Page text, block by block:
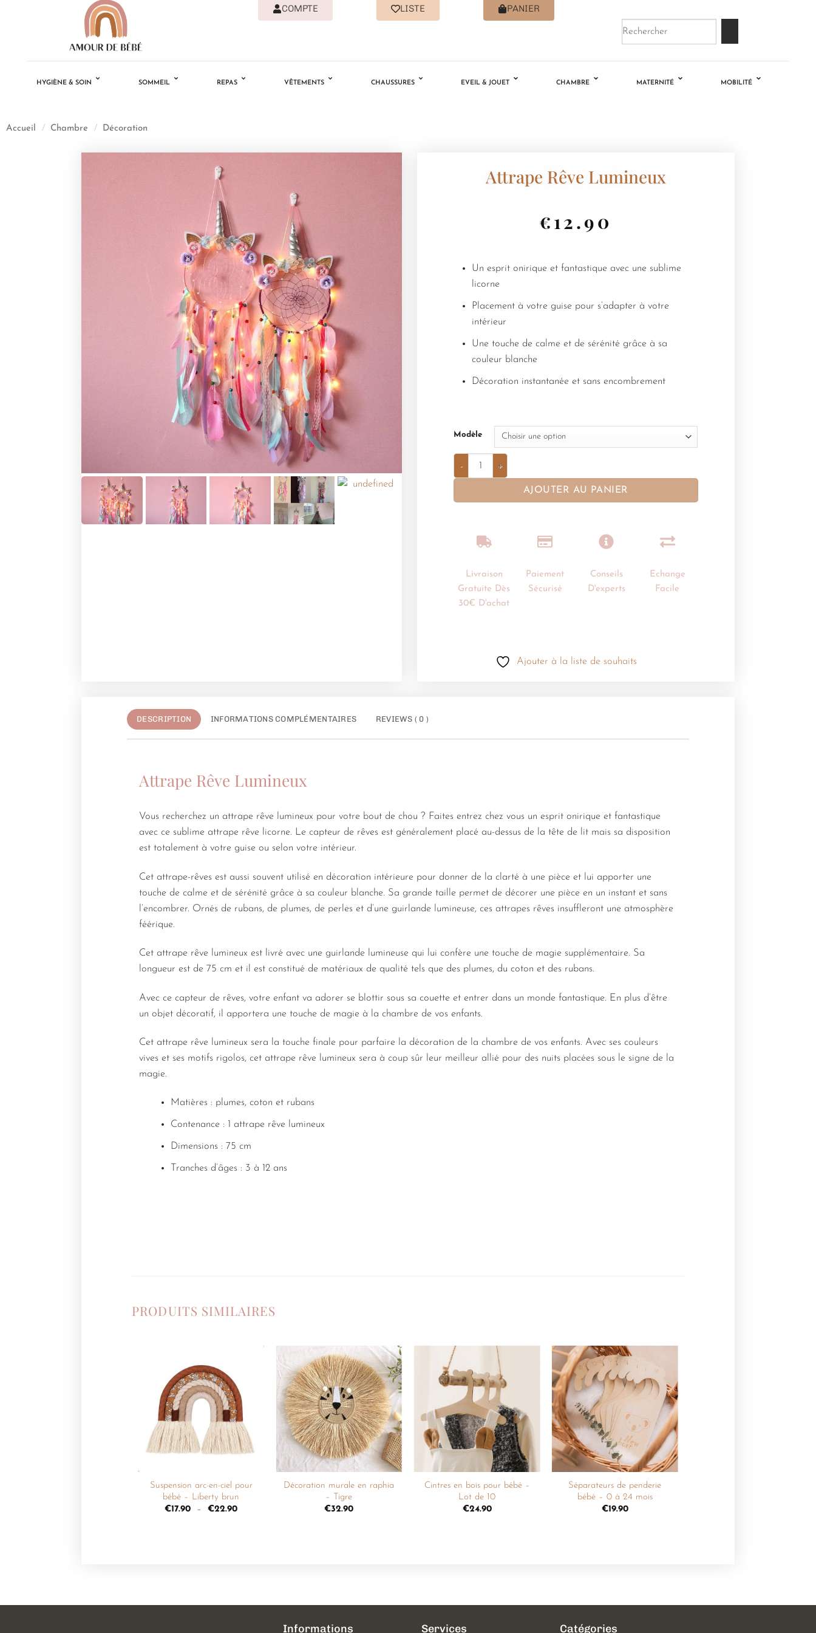
COMPTE LISTE PANIER
HYGIÈNE & SOIN SOMMEIL REPAS VÊTEMENTS CHAUSSURES EVEIL & JOUET CHAMBRE MATERNITÉ MOBILITÉ
Accueil / Chambre / Décoration
Attrape Rêve Lumineux
€12.90
Un esprit onirique et fantastique avec une sublime
licorne
Placement à votre guise pour s’adapter à votre
intérieur
Une touche de calme et de sérénité grâce à sa
couleur blanche
Décoration instantanée et sans encombrement
Modèle
AJOUTER AU PANIER
Livraison
Gratuite Dès
30€ D'achat
Paiement
Sécurisé
Conseils
D'experts
Echange
Facile
Ajouter à la liste de souhaits
DESCRIPTION INFORMATIONS COMPLÉMENTAIRES REVIEWS ( 0 )
Attrape Rêve Lumineux
Vous recherchez un attrape rêve lumineux pour votre bout de chou ? Faites entrez chez vous un esprit onirique et fantastique
avec ce sublime attrape rêve licorne. Le capteur de rêves est généralement placé au-dessus de la tête de lit mais sa disposition
est totalement à votre guise ou selon votre intérieur.
Cet attrape-rêves est aussi souvent utilisé en décoration intérieure pour donner de la clarté à une pièce et lui apporter une
touche de calme et de sérénité grâce à sa couleur blanche. Sa grande taille permet de décorer une pièce en un instant et sans
l’encombrer. Ornés de rubans, de plumes, de perles et d’une guirlande lumineuse, ces attrapes rêves insuffleront une atmosphère
féérique.
Cet attrape rêve lumineux est livré avec une guirlande lumineuse qui lui confère une touche de magie supplémentaire. Sa
longueur est de 75 cm et il est constitué de matériaux de qualité tels que des plumes, du coton et des rubans.
Avec ce capteur de rêves, votre enfant va adorer se blottir sous sa couette et entrer dans un monde fantastique. En plus d’être
un objet décoratif, il apportera une touche de magie à la chambre de vos enfants.
Cet attrape rêve lumineux sera la touche finale pour parfaire la décoration de la chambre de vos enfants. Avec ses couleurs
vives et ses motifs rigolos, cet attrape rêve lumineux sera à coup sûr leur meilleur allié pour des nuits placées sous le signe de la
magie.
Matières : plumes, coton et rubans
Contenance : 1 attrape rêve lumineux
Dimensions : 75 cm
Tranches d’âges : 3 à 12 ans
PRODUITS SIMILAIRES
Ajouter
à la
liste de
souhaits
Suspension arc-en-ciel pour
bébé – Liberty brun
€17.90 – €22.90
Ajouter
à la
liste de
souhaits
Décoration murale en raphia
– Tigre
€32.90
souhaits
+
Cintres en bois pour bébé –
Lot de 10
€24.90
Ajouter
à la
liste de
souhaits
+
Séparateurs de penderie
bébé – 0 à 24 mois
€19.90
Informations Services Catégories